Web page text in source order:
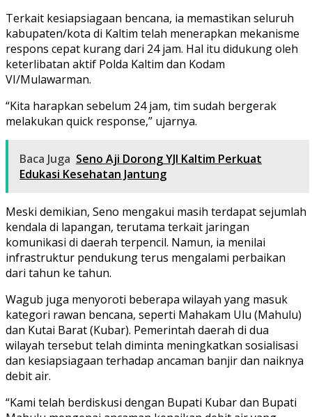
Terkait kesiapsiagaan bencana, ia memastikan seluruh
kabupaten/kota di Kaltim telah menerapkan mekanisme
respons cepat kurang dari 24 jam. Hal itu didukung oleh
keterlibatan aktif Polda Kaltim dan Kodam
VI/Mulawarman.
“Kita harapkan sebelum 24 jam, tim sudah bergerak
melakukan quick response,” ujarnya.
Baca Juga Seno Aji Dorong YJI Kaltim Perkuat
Edukasi Kesehatan Jantung
Meski demikian, Seno mengakui masih terdapat sejumlah
kendala di lapangan, terutama terkait jaringan
komunikasi di daerah terpencil. Namun, ia menilai
infrastruktur pendukung terus mengalami perbaikan
dari tahun ke tahun.
Wagub juga menyoroti beberapa wilayah yang masuk
kategori rawan bencana, seperti Mahakam Ulu (Mahulu)
dan Kutai Barat (Kubar). Pemerintah daerah di dua
wilayah tersebut telah diminta meningkatkan sosialisasi
dan kesiapsiagaan terhadap ancaman banjir dan naiknya
debit air.
“Kami telah berdiskusi dengan Bupati Kubar dan Bupati